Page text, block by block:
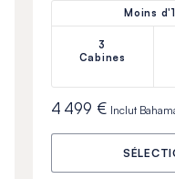
Moins
3
Cabines
4 499 € Inclut